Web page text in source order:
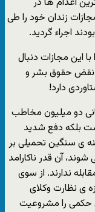
که مجازات زندان خود را طی
اجراء گردید.
مجازات دنبال
نقض حقوق بشر و
دارد!
دو میلیون مخاطب
بلکه دفع شدید
ی سنگین تحمیلی بر
آن قدر ناکارامد
ندارند. از سوی
ی نظارت وکلای
حکمی را مشروعیت